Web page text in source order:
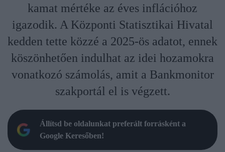
kamat mértéke az éves inflációhoz
igazodik. A Központi Statisztikai Hivatal
kedden tette közzé a 2025-ös adatot, ennek
köszönhetően indulhat az idei hozamokra
vonatkozó számolás, amit a Bankmonitor
szakportál el is végzett.
Állítsd be oldalunkat preferált forrásként a
Google Keresőben!